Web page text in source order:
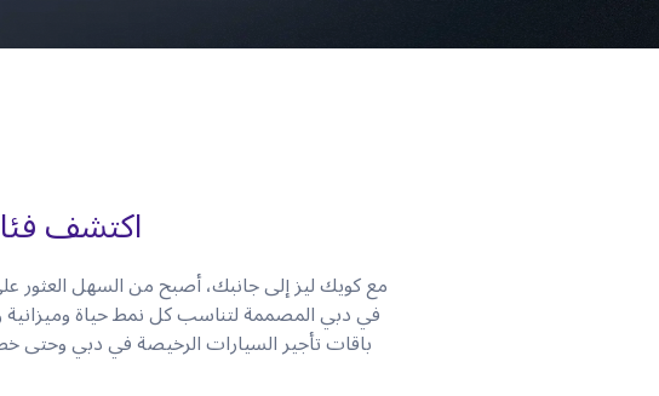
اكتشف
مع كويك ليز إلى جانبك، أصبح من السهل
في دبي المصممة لتناسب كل نمط حياة وميزانية
باقات تأجير السيارات الرخيصة في دبي وحتى